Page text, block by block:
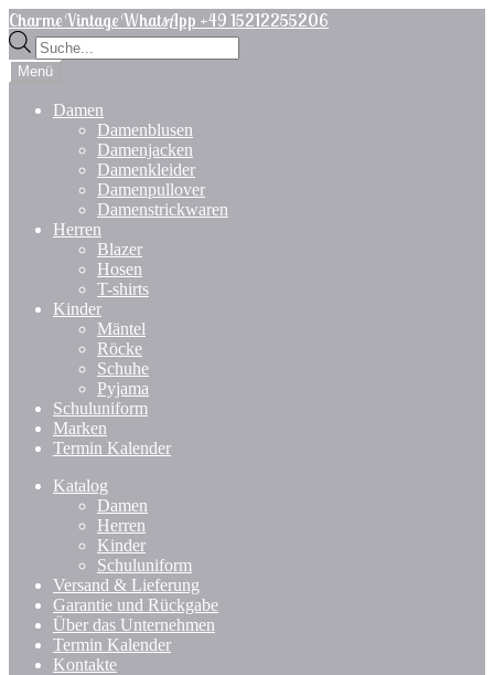
Zur
Navigation
springen
Zum
Inhalt
springen
Charme Vintage WhatsApp +49 15212255206
Products
search
Menü
Damen
Damenblusen
Damenjacken
Damenkleider
Damenpullover
Damenstrickwaren
Herren
Blazer
Hosen
T-shirts
Kinder
Mäntel
Röcke
Schuhe
Pyjama
Schuluniform
Marken
Termin Kalender
Katalog
Damen
Herren
Kinder
Schuluniform
Versand & Lieferung
Garantie und Rückgabe
Über das Unternehmen
Termin Kalender
Kontakte